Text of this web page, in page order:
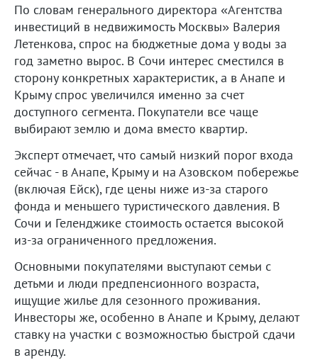
По словам генерального директора «Агентства
инвестиций в недвижимость Москвы» Валерия
Летенкова, спрос на бюджетные дома у воды за
год заметно вырос. В Сочи интерес сместился в
сторону конкретных характеристик, а в Анапе и
Крыму спрос увеличился именно за счет
доступного сегмента. Покупатели все чаще
выбирают землю и дома вместо квартир.
Эксперт отмечает, что самый низкий порог входа
сейчас - в Анапе, Крыму и на Азовском побережье
(включая Ейск), где цены ниже из-за старого
фонда и меньшего туристического давления. В
Сочи и Геленджике стоимость остается высокой
из-за ограниченного предложения.
Основными покупателями выступают семьи с
детьми и люди предпенсионного возраста,
ищущие жилье для сезонного проживания.
Инвесторы же, особенно в Анапе и Крыму, делают
ставку на участки с возможностью быстрой сдачи
в аренду.